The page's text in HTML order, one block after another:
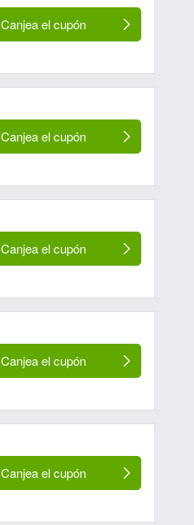
Canjea el cupón
Canjea el cupón
Canjea el cupón
Canjea el cupón
Canjea el cupón